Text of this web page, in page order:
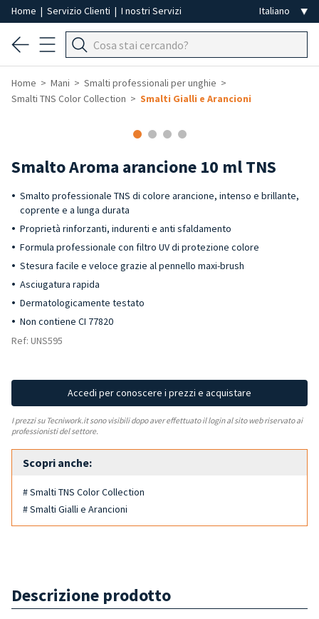
Home | Servizio Clienti | I nostri Servizi
Home Mani
Smalti professionali per unghie
Smalti TNS Color Collection
Smalti Gialli e Arancioni
Smalto Aroma arancione 10 ml TNS
Smalto professionale TNS di colore arancione, intenso e brillante,
coprente e a lunga durata
Proprietà rinforzanti, indurenti e anti sfaldamento
Formula professionale con filtro UV di protezione colore
Stesura facile e veloce grazie al pennello maxi-brush
Asciugatura rapida
Dermatologicamente testato
Non contiene CI 77820
Ref: UNS595
Accedi per conoscere i prezzi e acquistare
I prezzi su Tecniwork.it sono visibili dopo aver effettuato il login al sito web riservato ai
professionisti del settore.
Scopri anche:
# Smalti TNS Color Collection
# Smalti Gialli e Arancioni
Descrizione prodotto